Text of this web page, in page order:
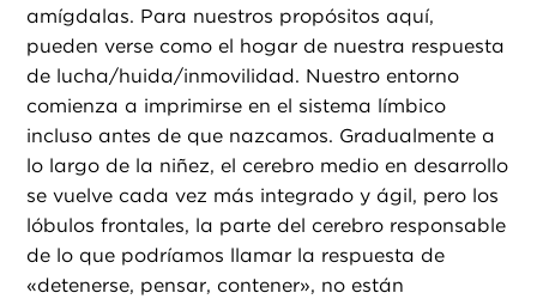
amígdalas. Para nuestros propósitos aquí,
pueden verse como el hogar de nuestra respuesta
de lucha/huida/inmovilidad. Nuestro entorno
comienza a imprimirse en el sistema límbico
incluso antes de que nazcamos. Gradualmente a
lo largo de la niñez, el cerebro medio en desarrollo
se vuelve cada vez más integrado y ágil, pero los
lóbulos frontales, la parte del cerebro responsable
de lo que podríamos llamar la respuesta de
«detenerse, pensar, contener», no están